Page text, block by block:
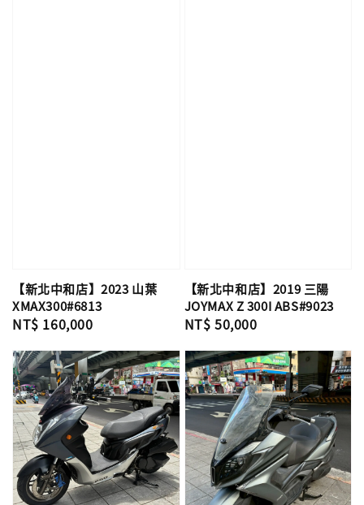
【新北中和店】2023 山葉
XMAX300#6813
Regular
NT$ 160,000
【新北中和店】2019 三陽
JOYMAX Z 300I ABS#9023
Regular
NT$ 50,000